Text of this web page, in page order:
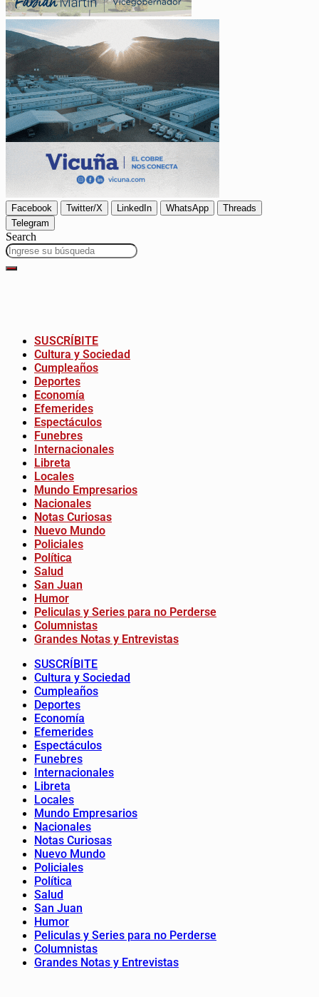
Facebook Twitter/X LinkedIn WhatsApp
Threads
Telegram
Search
SUSCRÍBITE
Cultura y Sociedad
Cumpleaños
Deportes
Economía
Efemerides
Espectáculos
Funebres
Internacionales
Libreta
Locales
Mundo Empresarios
Nacionales
Notas Curiosas
Nuevo Mundo
Policiales
Política
Salud
San Juan
Humor
Peliculas y Series para no Perderse
Columnistas
Grandes Notas y Entrevistas
SUSCRÍBITE
Cultura y Sociedad
Cumpleaños
Deportes
Economía
Efemerides
Espectáculos
Funebres
Internacionales
Libreta
Locales
Mundo Empresarios
Nacionales
Notas Curiosas
Nuevo Mundo
Policiales
Política
Salud
San Juan
Humor
Peliculas y Series para no Perderse
Columnistas
Grandes Notas y Entrevistas